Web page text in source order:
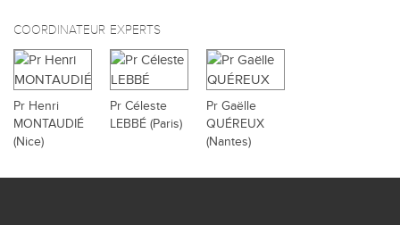
COORDINATEUR
Pr Henri
MONTAUDIÉ
(Nice)
EXPERTS
Pr Céleste
LEBBÉ (Paris)
Pr Gaëlle
QUÉREUX
(Nantes)